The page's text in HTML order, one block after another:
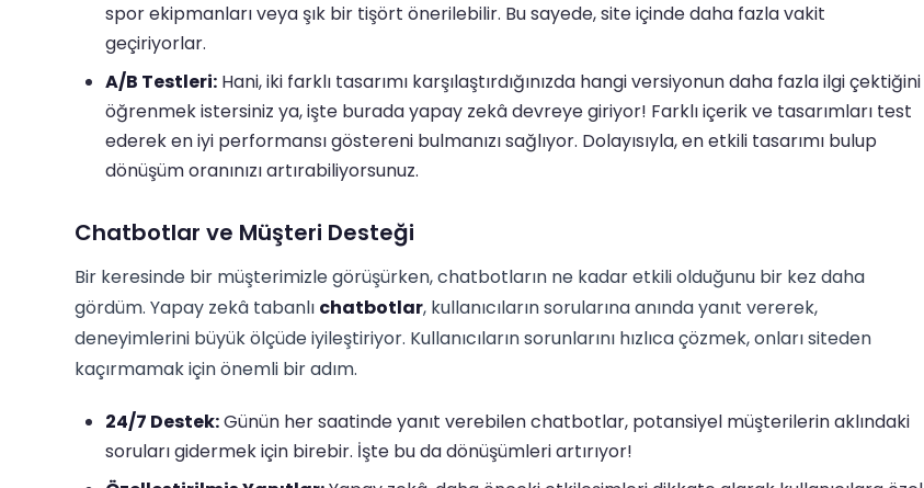
spor ekipmanları veya şık bir tişört önerilebilir. Bu sayede, site içinde daha fazla vakit
geçiriyorlar.
A/B Testleri: Hani, iki farklı tasarımı karşılaştırdığınızda hangi versiyonun daha fazla ilgi çektiğini
öğrenmek istersiniz ya, işte burada yapay zekâ devreye giriyor! Farklı içerik ve tasarımları test
ederek en iyi performansı göstereni bulmanızı sağlıyor. Dolayısıyla, en etkili tasarımı bulup
dönüşüm oranınızı artırabiliyorsunuz.
Chatbotlar ve Müşteri Desteği
Bir keresinde bir müşterimizle görüşürken, chatbotların ne kadar etkili olduğunu bir kez daha
gördüm. Yapay zekâ tabanlı chatbotlar, kullanıcıların sorularına anında yanıt vererek,
deneyimlerini büyük ölçüde iyileştiriyor. Kullanıcıların sorunlarını hızlıca çözmek, onları siteden
kaçırmamak için önemli bir adım.
24/7 Destek:Günün her saatinde yanıt verebilen chatbotlar, potansiyel müşterilerin aklındaki
soruları gidermek için birebir. İşte bu da dönüşümleri artırıyor!